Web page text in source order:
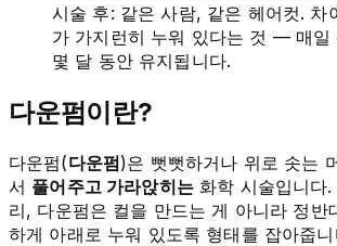
시술 후: 같은 사람, 같은 헤어컷. 차
가 가지런히 누워 있다는 것 — 매일
몇 달 동안 유지됩니다.
다운펌이란?
다운펌(다운펌)은 뻣뻣하거나 위로 솟는
서 풀어주고 가라앉히는화학 시술입니다.
리, 다운펌은 컬을 만드는 게 아니라 정반
하게 아래로 누워 있도록 형태를 잡아줍니